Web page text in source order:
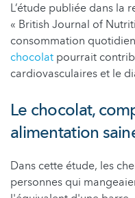
L’étude publiée dans la
« British Journal of
consommation
chocolat pourrait
cardiovasculaires et le
Le chocolat,
alimentation
Dans cette étude, les
personnes qui